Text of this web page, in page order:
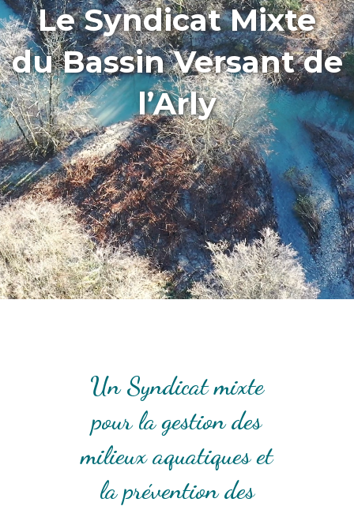
Le Syndicat Mixte
du Bassin Versant de
l’Arly
Un Syndicat mixte
pour la gestion des
milieux aquatiques et
la prévention des